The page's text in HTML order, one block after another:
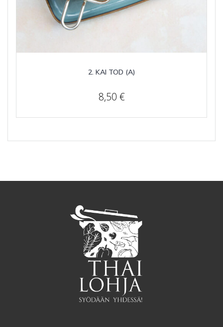
2. KAI TOD (A)
8,50 €